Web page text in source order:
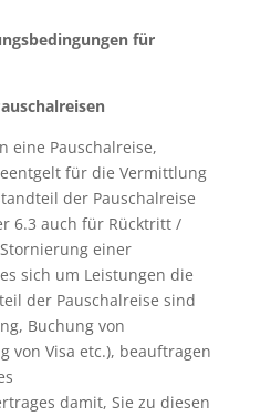
für
eine Pauschalreise,
für die Vermittlung
der Pauschalreise
6.3 auch für Rücktritt /
einer
sich um Leistungen die
der Pauschalreise sind
Buchung von
von Visa etc.), beauftragen
damit, Sie zu diesen